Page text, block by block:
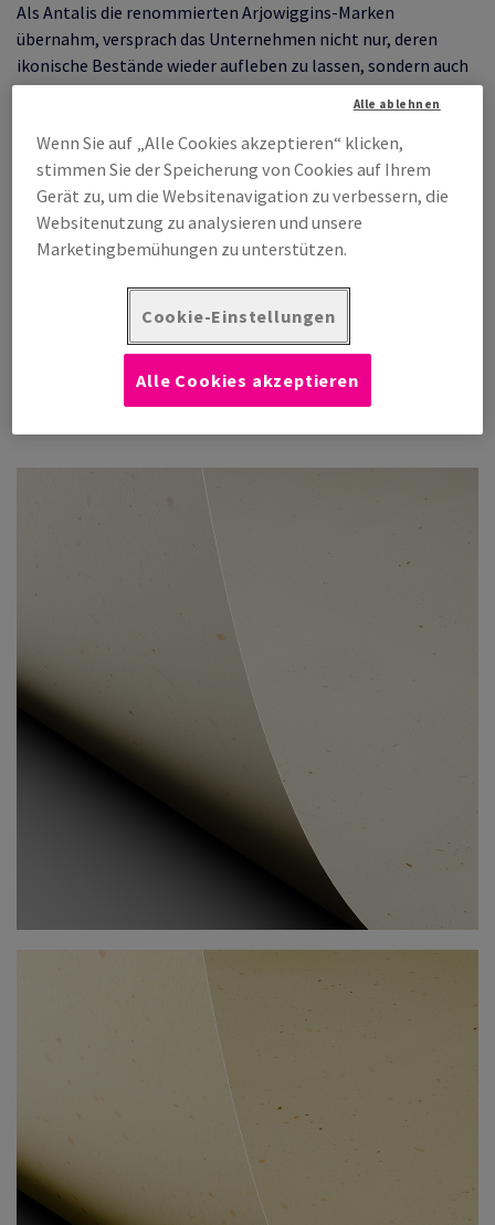
Als Antalis die renommierten Arjowiggins-Marken
übernahm, versprach das Unternehmen nicht nur, deren
ikonische Bestände wieder aufleben zu lassen, sondern auch
weiter zu innovieren, um mutige Sorten für mutige Projekte
DieCurious Collectionwird nun durch eine besonders
umweltfreundliche Produktreihe ergänzt, Curious Particles,
die den alten Geist von Arjowiggins' früherem Curious und
später Keaykolour wieder aufleben lassen soll, wobei der
Schwerpunkt auf Öko-Innovation liegt. In Zusammenarbeit
mit einer der nachhaltigsten und umweltfreundlichsten
Mühlen Europas wurde eine gründliche Analyse des
bisherigen Herstellungsprozesses durchgeführt, die zu der
viele Chemikalien und Wasser benötigt werden.
Wenn Sie auf „Alle Cookies akzeptieren“ klicken,
stimmen Sie der Speicherung von Cookies auf Ihrem
Gerät zu, um die Websitenavigation zu verbessern, die
Websitenutzung zu analysieren und unsere
Marketingbemühungen zu unterstützen.
Cookie-Einstellungen
Alle ablehnen
Alle Cookies akzeptieren